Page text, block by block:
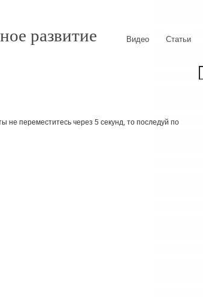
развитие Видео Статьи
не переместитесь через 5 секунд, то последуй по